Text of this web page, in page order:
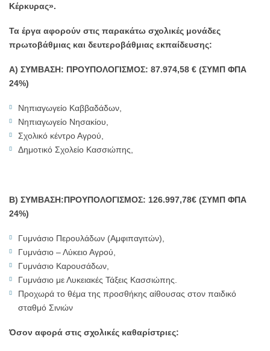
Κέρκυρας».
Τα έργα αφορούν στις παρακάτω σχολικές μονάδες
πρωτοβάθμιας και δευτεροβάθμιας εκπαίδευσης:
Α) ΣΥΜΒΑΣΗ: ΠΡΟΥΠΟΛΟΓΙΣΜΟΣ: 87.974,58 € (ΣΥΜΠ ΦΠΑ
24%)
Νηπιαγωγείο Καββαδάδων,
Νηπιαγωγείο Νησακίου,
Σχολικό κέντρο Αγρού,
Δημοτικό Σχολείο Κασσιώπης,
Β) ΣΥΜΒΑΣΗ:ΠΡΟΥΠΟΛΟΓΙΣΜΟΣ: 126.997,78€ (ΣΥΜΠ ΦΠΑ
24%)
Γυμνάσιο Περουλάδων (Αμφιπαγιτών),
Γυμνάσιο – Λύκειο Αγρού,
Γυμνάσιο Καρουσάδων,
Γυμνάσιο με Λυκειακές Τάξεις Κασσιώπης.
Προχωρά το θέμα της προσθήκης αίθουσας στον παιδικό
σταθμό Σινιών
Όσον αφορά στις σχολικές καθαρίστριες: